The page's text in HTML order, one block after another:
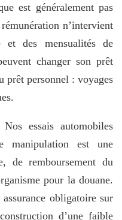
est généralement pas
n’intervient
et des mensualités de
changer son prêt
prêt personnel : voyages
essais automobiles
manipulation est une
de remboursement du
pour la douane.
obligatoire sur
d’une faible